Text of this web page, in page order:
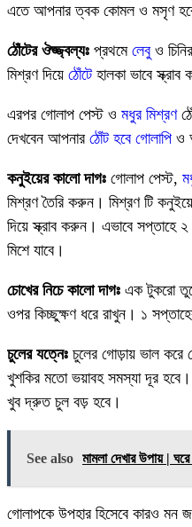
এতে আপনার ত্বক কোমল ও মসৃণ
ঠোঁটের ঔজ্জ্বল্যঃ প্রথমেলেবুও
মিশ্রণ দিয়ে ঠোঁটেহালকা ভাবে
এরপর গোলাপ পেস্ট ও মধুর মিশ্রণ
দেখবেন আপনারঠোঁট হবে গোলাপি ও
কনুইয়ের কালো দাগঃ গোলাপ পেস্ট,
মিশ্রণ তৈরি করুন। মিশ্রণ টি
দিয়ে স্ক্রাব করুন। এভাবে সপ্তাহে
মিশে যাবে।
চোখের নিচে কালো দাগঃ এক টুকরো
ওপর কিচ্ছুক্ষণ ধরে রাখুন। ১
চুলের যত্নেঃ চুলের গোড়ায় ভাল করে
খুশকির মতো ভয়াবহ সমস্যা দূর
খুব দ্রুত চুল বড় হবে।
See also মামলা দেখার উপায় |
গোলাপকে উপহার হিসেবে কারও মন